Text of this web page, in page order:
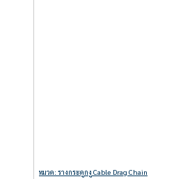
หมวด: รางกระดูกงู Cable Drag Chain